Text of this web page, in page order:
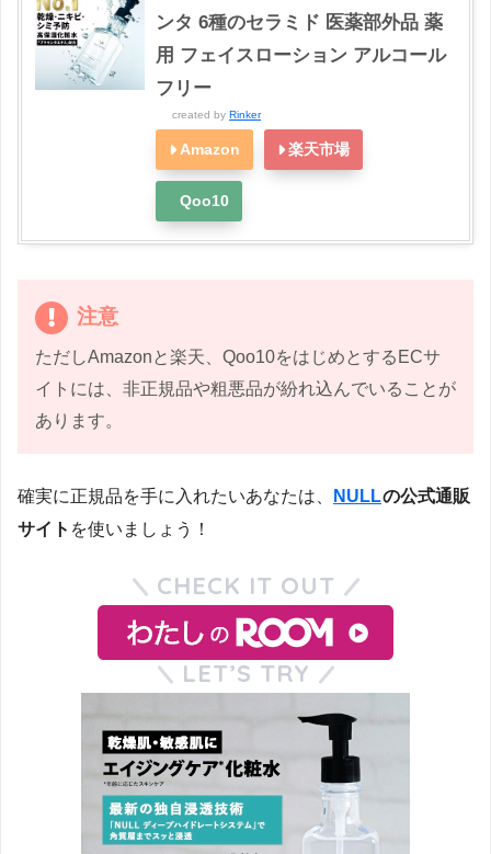
ンタ 6種のセラミド 医薬部外品 薬
用 フェイスローション アルコール
フリー
created by Rinker
Amazon 楽天市場
Qoo10
注意
ただしAmazonと楽天、Qoo10をはじめとするECサ
イトには、非正規品や粗悪品が紛れ込んでいることが
あります。
確実に正規品を手に入れたいあなたは、 NULLの公式通販
サイト を使いましょう！
CHECK IT OUT
LET’S TRY